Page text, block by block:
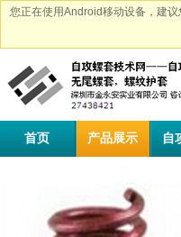
您正在使用Android移动设备，建
首页 产品展示 自